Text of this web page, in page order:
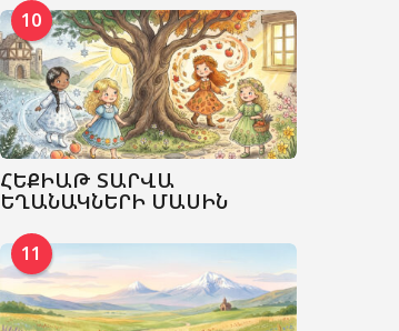
10
ՀԵՔԻԱԹ ՏԱՐՎԱ
ԵՂԱՆԱԿՆԵՐԻ ՄԱՍԻՆ
11